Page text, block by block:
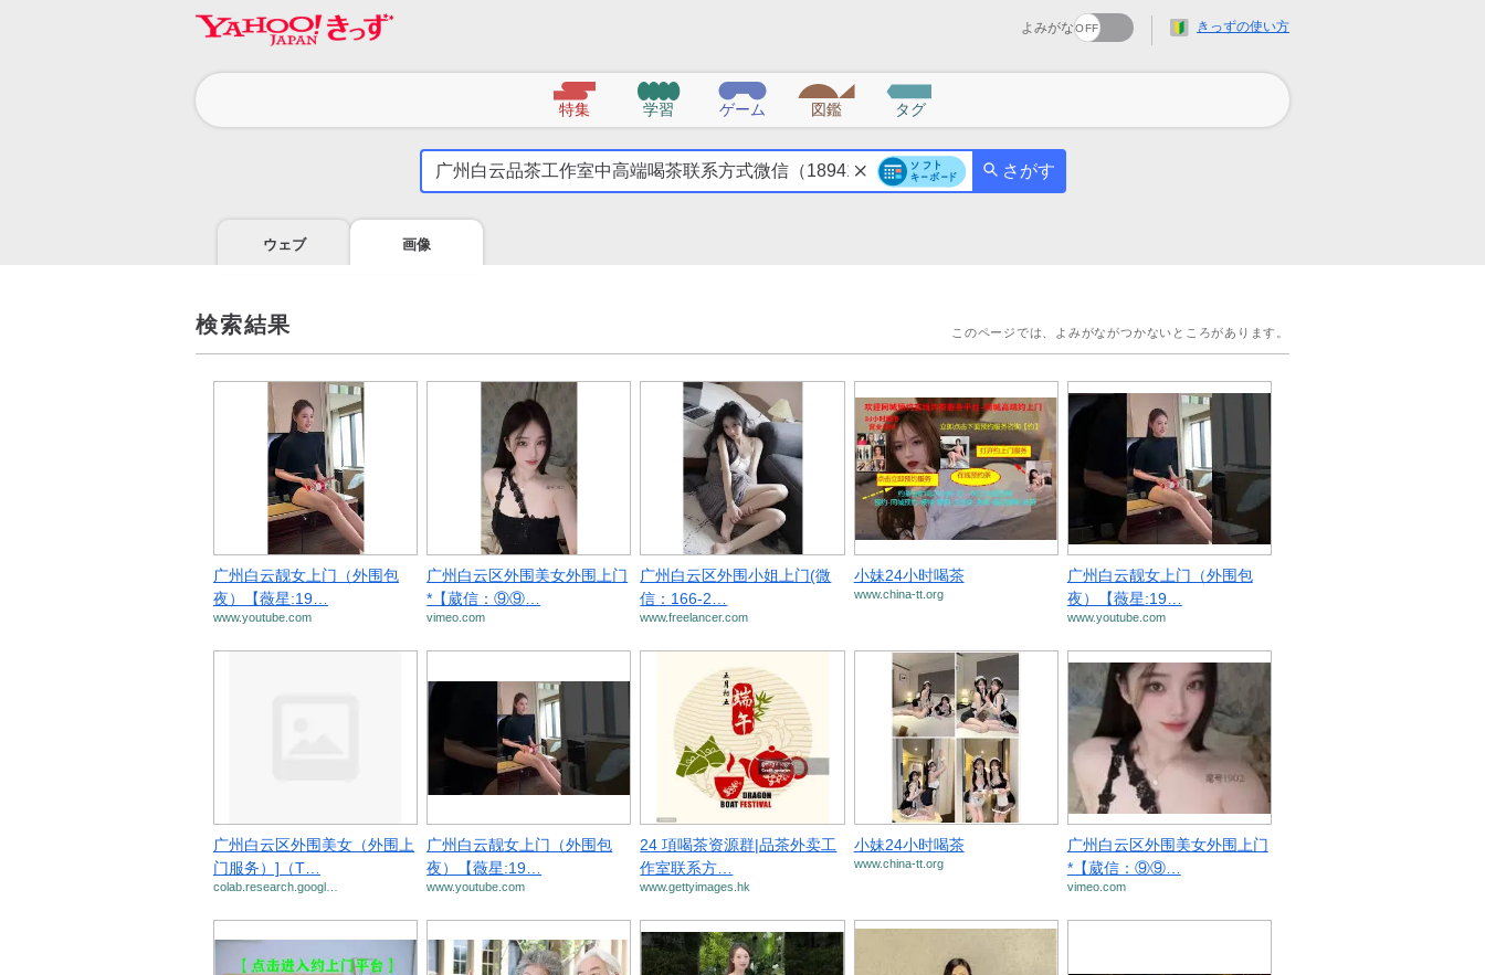
よみがな きっずの使い方
特集 学習 ゲーム 図鑑 タグ
気
に
こ
さがす
ウェブ 画像
検索結果 このページでは、よみがながつかないところがあります。
广州白云靓女上门（外围包
夜）【薇星:19…
www.youtube.com
广州白云区外围美女外围上门
*【葳信：⑨⑨…
vimeo.com
广州白云区外围小姐上门(微
信：166-2…
www.freelancer.com
小妹24小时喝茶
www.china-tt.org
广州白云靓女上门（外围包
夜）【薇星:19…
www.youtube.com
广州白云区外围美女（外围上
门服务）]（T…
colab.research.googl…
广州白云靓女上门（外围包
夜）【薇星:19…
www.youtube.com
24 項喝茶资源群|品茶外卖工
作室联系方…
www.gettyimages.hk
小妹24小时喝茶
www.china-tt.org
广州白云区外围美女外围上门
*【葳信：⑨⑨…
vimeo.com